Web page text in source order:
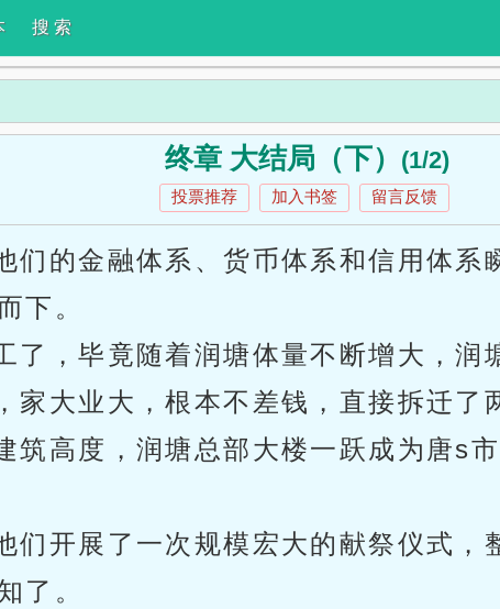
搜 索
终章 大结局（下） (1/2)
投票推荐 加入书签 留言反馈
们的金融体系、货币体系和信用体系
下。
了，毕竟随着润塘体量不断增大，润
家大业大，根本不差钱，直接拆迁了
筑高度，润塘总部大楼一跃成为唐s
们开展了一次规模宏大的献祭仪式，
了。